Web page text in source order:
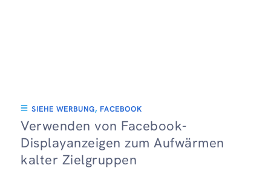
SIEHE WERBUNG, FACEBOOK
Verwenden von Facebook-
Displayanzeigen zum Aufwärmen
kalter Zielgruppen